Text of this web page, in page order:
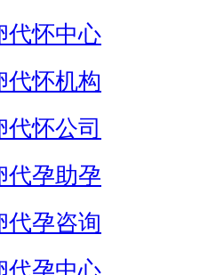
代怀中心
代怀机构
怀公司
代孕助孕
代孕咨询
代孕中心